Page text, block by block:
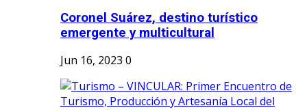
Coronel Suárez, destino turístico
emergente y multicultural
Jun 16, 2023 0